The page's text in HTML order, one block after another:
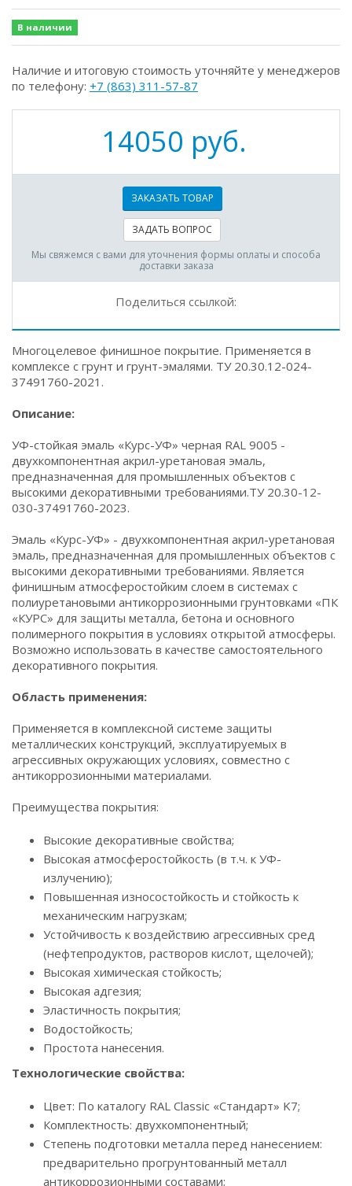
В наличии
Наличие и итоговую стоимость уточняйте у менеджеров
по телефону: +7 (863) 311-57-87
14050 руб.
ЗАКАЗАТЬ ТОВАР
ЗАДАТЬ ВОПРОС
Мы свяжемся с вами для уточнения формы оплаты и способа
доставки заказа
Поделиться ссылкой:
Многоцелевое финишное покрытие. Применяется в
комплексе с грунт и грунт-эмалями. ТУ 20.30.12-024-
37491760-2021.
Описание:
УФ-стойкая эмаль «Курс-УФ» черная RAL 9005 -
двухкомпонентная акрил-уретановая эмаль,
предназначенная для промышленных объектов с
высокими декоративными требованиями.ТУ 20.30-12-
030-37491760-2023.
Эмаль «Курс-УФ» - двухкомпонентная акрил-уретановая
эмаль, предназначенная для промышленных объектов с
высокими декоративными требованиями. Является
финишным атмосферостойким слоем в системах с
полиуретановыми антикоррозионными грунтовками «ПК
«КУРС» для защиты металла, бетона и основного
полимерного покрытия в условиях открытой атмосферы.
Возможно использовать в качестве самостоятельного
декоративного покрытия.
Область применения:
Применяется в комплексной системе защиты
металлических конструкций, эксплуатируемых в
агрессивных окружающих условиях, совместно с
антикоррозионными материалами.
Преимущества покрытия:
Высокие декоративные свойства;
Высокая атмосферостойкость (в т.ч. к УФ-
излучению);
Повышенная износостойкость и стойкость к
механическим нагрузкам;
Устойчивость к воздействию агрессивных сред
(нефтепродуктов, растворов кислот, щелочей);
Высокая химическая стойкость;
Высокая адгезия;
Эластичность покрытия;
Водостойкость;
Простота нанесения.
Технологические свойства:
Цвет: По каталогу RAL Classic «Стандарт» K7;
Комплектность: двухкомпонентный;
Степень подготовки металла перед нанесением:
предварительно прогрунтованный металл
антикоррозионными составами;